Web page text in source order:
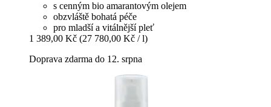
s cenným bio amarantovým olejem
obzvláště bohatá péče
pro mladší a vitálnější pleť
1 389,00 Kč (27 780,00 Kč / l)
Doprava zdarma do 12. srpna